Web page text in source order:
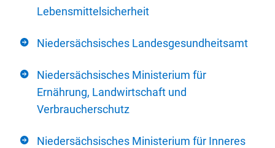
Lebensmittelsicherheit
Niedersächsisches Landesgesundheitsamt
Niedersächsisches Ministerium für
Ernährung, Landwirtschaft und
Verbraucherschutz
Niedersächsisches Ministerium für Inneres